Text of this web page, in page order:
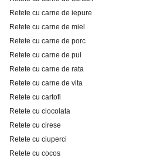
Retete cu carne de iepure
Retete cu carne de miel
Retete cu carne de porc
Retete cu carne de pui
Retete cu carne de rata
Retete cu carne de vita
Retete cu cartofi
Retete cu ciocolata
Retete cu cirese
Retete cu ciuperci
Retete cu cocos